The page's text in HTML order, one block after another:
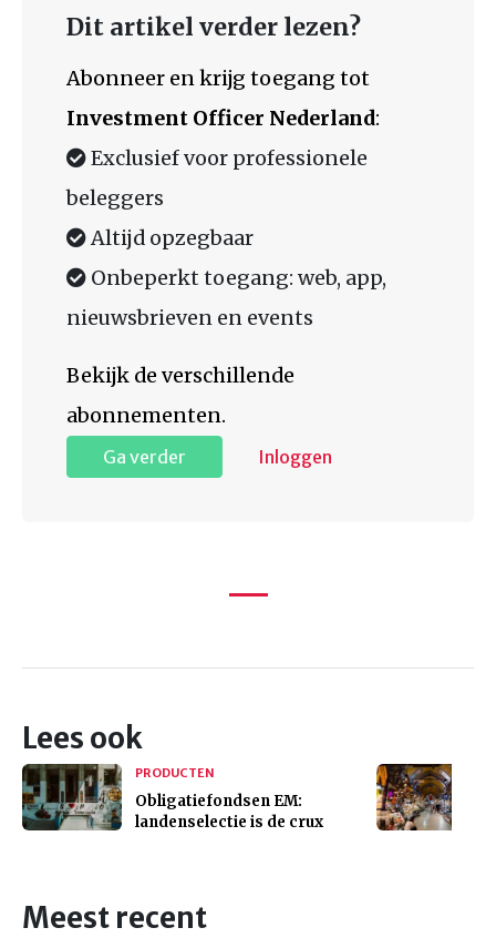
Dit artikel verder lezen?
Abonneer en krijg toegang tot
Investment Officer Nederland:
Exclusief voor professionele
beleggers
Altijd opzegbaar
Onbeperkt toegang: web, app,
nieuwsbrieven en events
Bekijk de verschillende
abonnementen.
Ga verder Inloggen
Lees ook
PRODUCTEN
Obligatiefondsen EM:
landenselectie is de crux
Meest recent